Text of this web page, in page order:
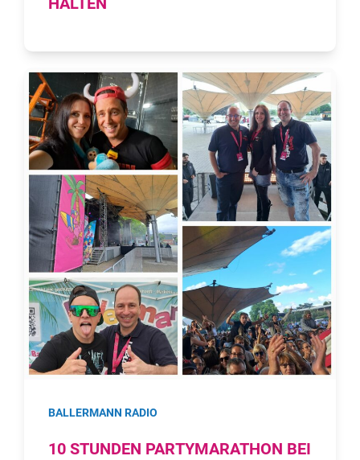
HALTEN
BALLERMANN RADIO
10 STUNDEN PARTYMARATHON BEI